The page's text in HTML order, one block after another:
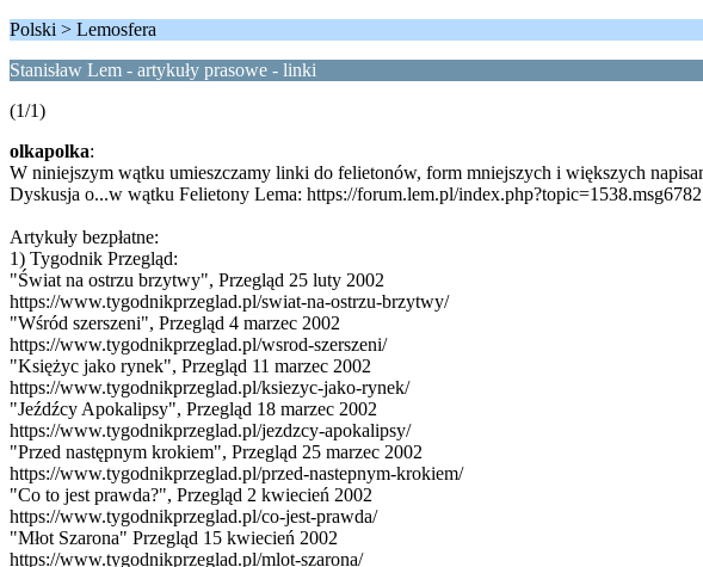
Polski > Lemosfera
Stanisław Lem - artykuły prasowe - linki
(1/1)
olkapolka:
W niniejszym wątku umieszczamy linki do felietonów, form mniejszych i większych
Dyskusja o...w wątku Felietony Lema: https://forum.lem.pl/
Artykuły bezpłatne:
1) Tygodnik Przegląd:
"Świat na ostrzu brzytwy", Przegląd 25 luty 2002
https://www.tygodnikprzeglad.pl/swiat-na-ostrzu-brzytwy/
"Wśród szerszeni", Przegląd 4 marzec 2002
https://www.tygodnikprzeglad.pl/wsrod-szerszeni/
"Księżyc jako rynek", Przegląd 11 marzec 2002
https://www.tygodnikprzeglad.pl/ksiezyc-jako-rynek/
"Jeźdźcy Apokalipsy", Przegląd 18 marzec 2002
https://www.tygodnikprzeglad.pl/jezdzcy-apokalipsy/
"Przed następnym krokiem", Przegląd 25 marzec 2002
https://www.tygodnikprzeglad.pl/przed-nastepnym-krokiem/
"Co to jest prawda?", Przegląd 2 kwiecień 2002
https://www.tygodnikprzeglad.pl/co-jest-prawda/
"Młot Szarona" Przegląd 15 kwiecień 2002
https://www.tygodnikprzeglad.pl/mlot-szarona/